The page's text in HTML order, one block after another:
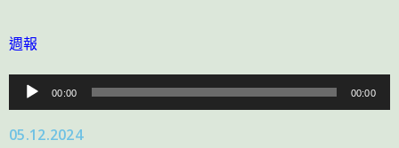
週報
訊
播
00:00 00:00
05.12.2024